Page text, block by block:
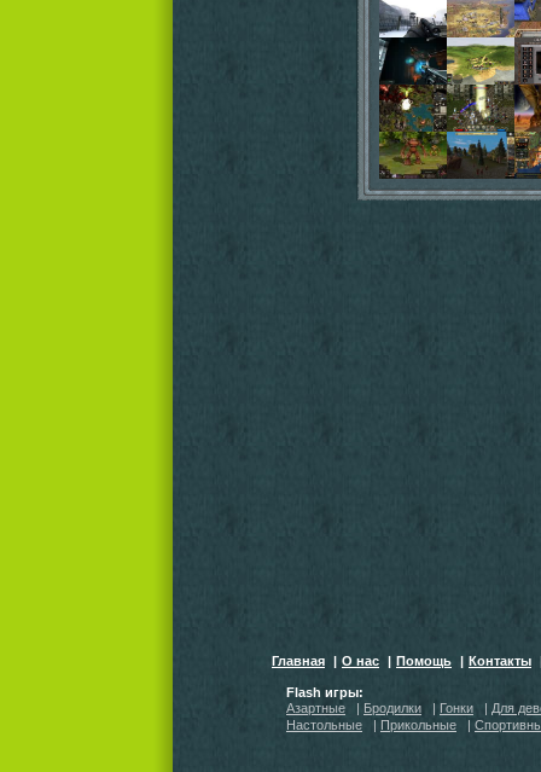
Главная | О нас | Помощь | Контакты
Flash игры:
Азартные
| Бродилки | Гонки | Для
Настольные
| Прикольные |